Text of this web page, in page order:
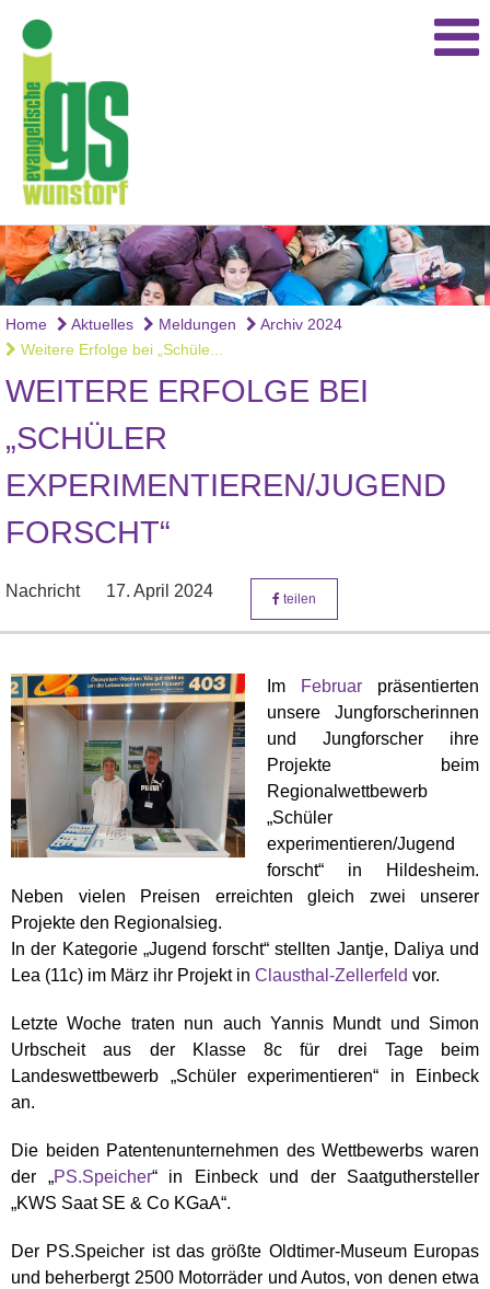
Home Aktuelles Meldungen
Archiv 2024
Weitere Erfolge bei „Schüle...
WEITERE ERFOLGE BEI
„SCHÜLER
EXPERIMENTIEREN/JUGEND
FORSCHT“
Nachricht 17. April 2024 teilen
Im Februar präsentierten
unsere Jungforscherinnen
und Jungforscher ihre
Projekte beim
Regionalwettbewerb
„Schüler
experimentieren/Jugend
forscht“ in Hildesheim.
Neben vielen Preisen erreichten gleich zwei unserer
Projekte den Regionalsieg.
In der Kategorie „Jugend forscht“ stellten Jantje, Daliya und
Lea (11c) im März ihr Projekt in Clausthal-Zellerfeld vor.
Letzte Woche traten nun auch Yannis Mundt und Simon
Urbscheit aus der Klasse 8c für drei Tage beim
Landeswettbewerb „Schüler experimentieren“ in Einbeck
an.
Die beiden Patentenunternehmen des Wettbewerbs waren
der „PS.Speicher“ in Einbeck und der Saatguthersteller
„KWS Saat SE & Co KGaA“.
Der PS.Speicher ist das größte Oldtimer-Museum Europas
und beherbergt 2500 Motorräder und Autos, von denen etwa